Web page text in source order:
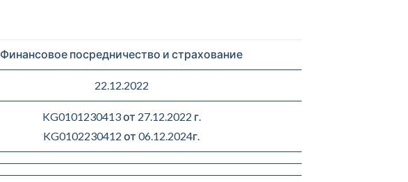
Финансовое посредничество и страхование
22.12.2022
KG0101230413 от 27.12.2022 г.
KG0102230412 от 06.12.2024г.